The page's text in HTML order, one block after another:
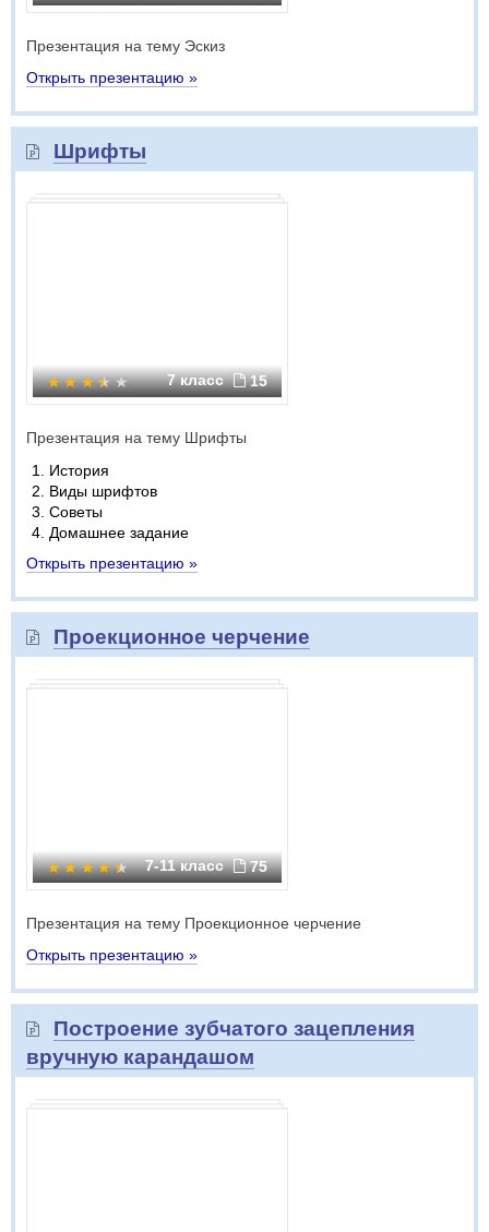
Презентация на тему Эскиз
Открыть презентацию »
Шрифты
7 класс 15
Презентация на тему Шрифты
История
Виды шрифтов
Советы
Домашнее задание
Открыть презентацию »
Проекционное черчение
7-11 класс 75
Презентация на тему Проекционное черчение
Открыть презентацию »
Построение зубчатого зацепления
вручную карандашом